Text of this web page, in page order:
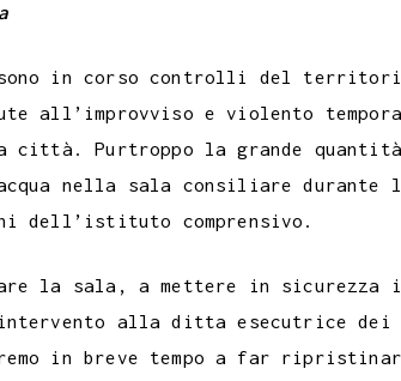
i
l
L
i
n
k
sono in corso controlli del
all’improvviso e violento
città. Purtroppo la grande
nella sala consiliare durante
dell’istituto comprensivo.
la sala, a mettere in sicurezza i
intervento alla ditta esecutrice
in breve tempo a far